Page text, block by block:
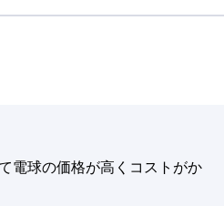
電球の価格が高くコストがか